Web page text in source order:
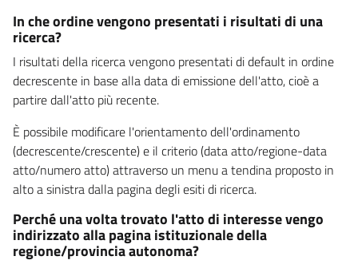
In che ordine vengono presentati i risultati di una
ricerca?
I risultati della ricerca vengono presentati di default in ordine
decrescente in base alla data di emissione dell'atto, cioè a
partire dall'atto più recente.
È possibile modificare l'orientamento dell'ordinamento
(decrescente/crescente) e il criterio (data atto/regione-data
atto/numero atto) attraverso un menu a tendina proposto in
alto a sinistra dalla pagina degli esiti di ricerca.
Perché una volta trovato l'atto di interesse vengo
indirizzato alla pagina istituzionale della
regione/provincia autonoma?